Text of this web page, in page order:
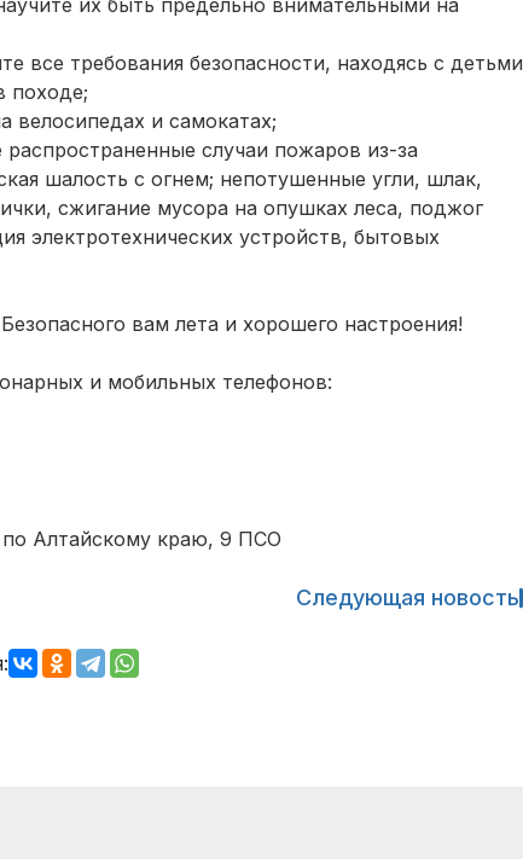
их быть предельно внимательными на
все требования безопасности, находясь с детьми
походе;
велосипедах и самокатах;
случаи пожаров из-за
шалость с огнем; непотушенные угли, шлак,
сжигание мусора на опушках леса, поджог
электротехнических устройств, бытовых
вам лета и хорошего настроения!
и мобильных телефонов:
Алтайскому краю, 9 ПСО
Следующая новость